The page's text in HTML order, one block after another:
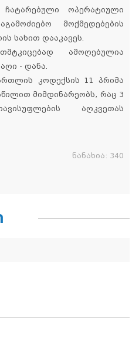
ჩატარებული ოპერატიული
მოქმედებების
სახით დააკავეს.
ამოღებულია
- დანა.
კოდექსის 11 პრიმა
მიმდინარეობს, რაც 3
აღკვეთას
ნანახია: 340